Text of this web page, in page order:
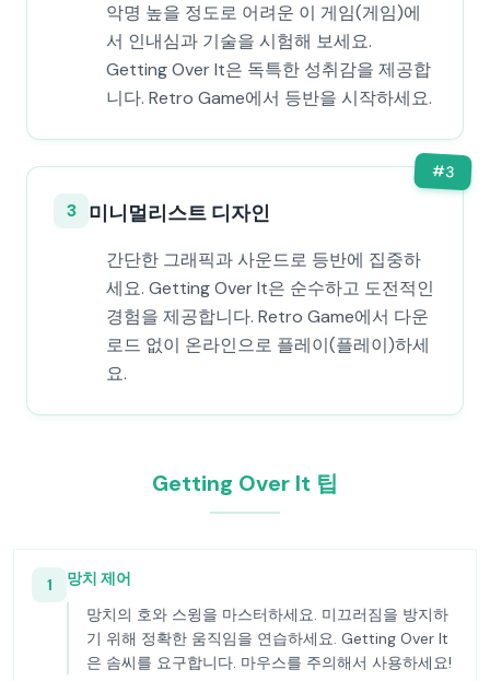
악명 높을 정도로 어려운 이 게임(게임)에
서 인내심과 기술을 시험해 보세요.
Getting Over It은 독특한 성취감을 제공합
니다. Retro Game에서 등반을 시작하세요.
#3
3 미니멀리스트 디자인
간단한 그래픽과 사운드로 등반에 집중하
세요. Getting Over It은 순수하고 도전적인
경험을 제공합니다. Retro Game에서 다운
로드 없이 온라인으로 플레이(플레이)하세
요.
Getting Over It 팁
1
망치 제어
망치의 호와 스윙을 마스터하세요. 미끄러짐을 방지하
기 위해 정확한 움직임을 연습하세요. Getting Over It
은 솜씨를 요구합니다. 마우스를 주의해서 사용하세요!